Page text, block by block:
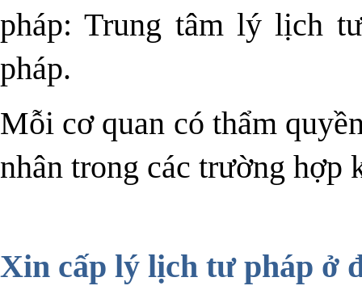
pháp: Trung tâm lý lịch
pháp.
Mỗi cơ quan có thẩm
nhân trong các trường hợp
Xin cấp lý lịch tư pháp ở